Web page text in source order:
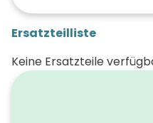
Anzahl der Türen
Ersatzteilliste
Keine Ersatzteile